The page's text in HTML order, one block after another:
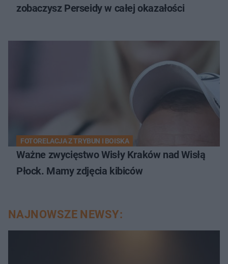
zobaczysz Perseidy w całej okazałości
FOTORELACJA Z TRYBUN I BOISKA
Ważne zwycięstwo Wisły Kraków nad Wisłą
Płock. Mamy zdjęcia kibiców
NAJNOWSZE NEWSY: